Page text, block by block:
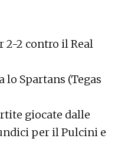
2 contro il Real
lo Spartans (Tegas
giocate dalle
per il Pulcini e